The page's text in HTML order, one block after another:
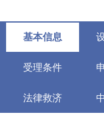
基本信息
受理条件
法律救济